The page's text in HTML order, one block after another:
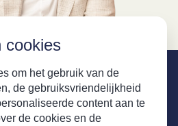
cookies
om het gebruik van de
de gebruiksvriendelijkheid
content aan te
de cookies en de